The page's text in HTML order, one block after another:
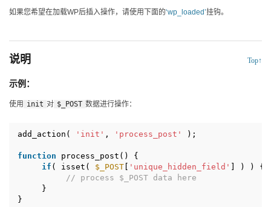
如果您希望在加载WP后插入操作，请使用下面的‘wp_loaded’挂钩。
说明 Top↑
示例：
使用 init 对 $_POST 数据进行操作：
add_action( 'init' , 'process_post' );
function
process_post() {
if ( isset( $_POST 'unique_hidden_field'
] ) ) {
// process $_POST data here
}
}